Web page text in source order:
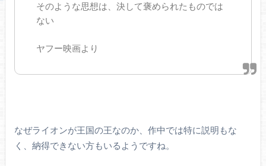
そのような思想は、決して褒められたものでは
ない
ヤフー映画より
なぜライオンが王国の王なのか、作中では特に説明もな
く、納得できない方もいるようですね。